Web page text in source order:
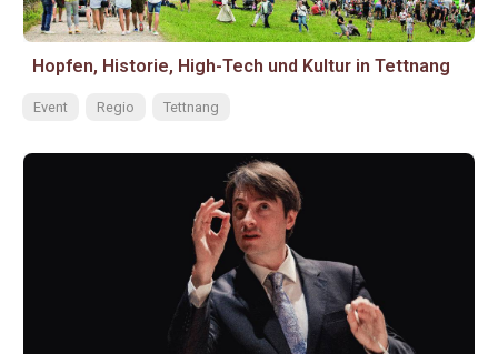
Hopfen, Historie, High-Tech und Kultur in Tettnang
Event Regio Tettnang